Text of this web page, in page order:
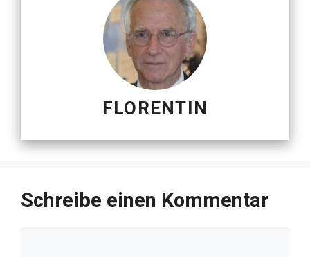
FLORENTIN
Schreibe einen Kommentar